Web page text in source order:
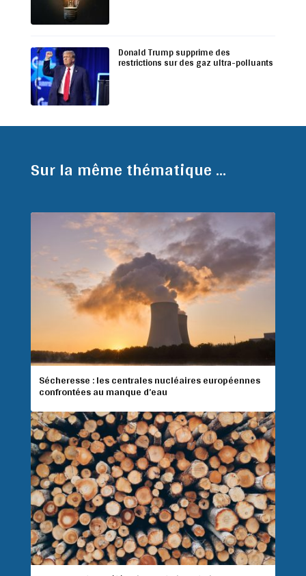
Donald Trump supprime des
restrictions sur des gaz ultra-polluants
Sur la même thématique ...
Sécheresse : les centrales nucléaires européennes
confrontées au manque d’eau